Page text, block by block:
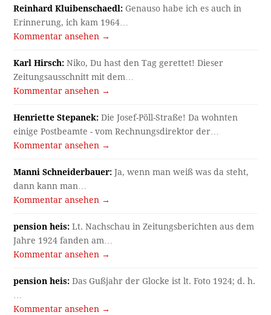
Reinhard Kluibenschaedl: Genauso habe ich es auch in
Erinnerung, ich kam 1964…
Kommentar ansehen →
Karl Hirsch: Niko, Du hast den Tag gerettet! Dieser
Zeitungsausschnitt mit dem…
Kommentar ansehen →
Henriette Stepanek: Die Josef-Pöll-Straße! Da wohnten
einige Postbeamte - vom Rechnungsdirektor der…
Kommentar ansehen →
Manni Schneiderbauer: Ja, wenn man weiß was da steht,
dann kann man…
Kommentar ansehen →
pension heis: Lt. Nachschau in Zeitungsberichten aus dem
Jahre 1924 fanden am…
Kommentar ansehen →
pension heis: Das Gußjahr der Glocke ist lt. Foto 1924; d. h.
Kommentar ansehen →